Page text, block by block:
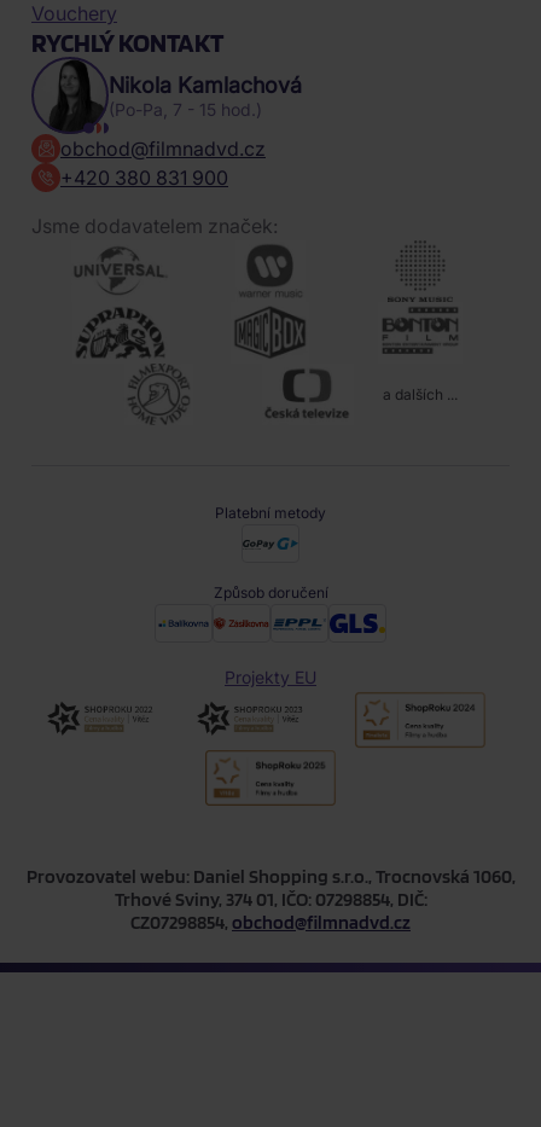
Vouchery
RYCHLÝ KONTAKT
Nikola Kamlachová
(Po-Pa, 7 - 15 hod.)
obchod@filmnadvd.cz
+420 380 831 900
Jsme dodavatelem značek:
a dalších ...
Platební metody
Způsob doručení
Projekty EU
Provozovatel webu: Daniel Shopping s.r.o., Trocnovská 1060,
Trhové Sviny, 374 01, IČO: 07298854, DIČ:
CZ07298854, obchod@filmnadvd.cz